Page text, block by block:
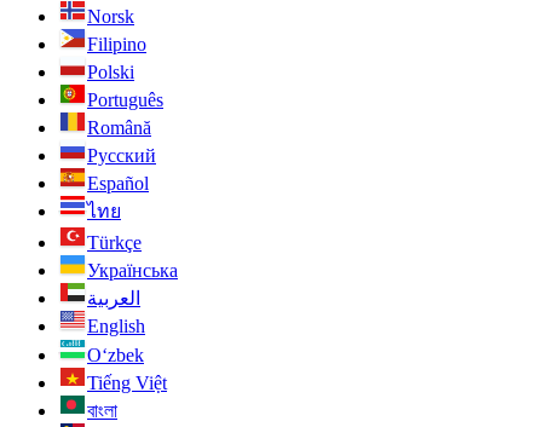
Norsk
Filipino
Polski
Português
Română
Русский
Español
ไทย
Türkçe
Українська
العربية
English
O‘zbek
Tiếng Việt
বাংলা